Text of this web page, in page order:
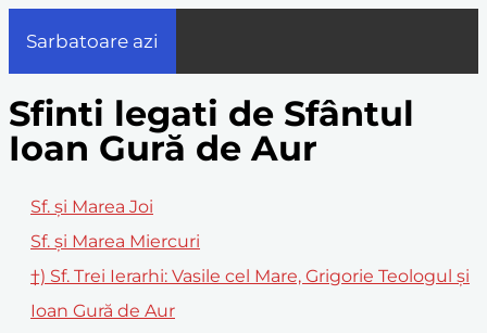
Sarbatoare azi
Sfinti legati de Sfântul
Ioan Gură de Aur
Sf. și Marea Joi
Sf. și Marea Miercuri
†) Sf. Trei Ierarhi: Vasile cel Mare, Grigorie Teologul și
Ioan Gură de Aur